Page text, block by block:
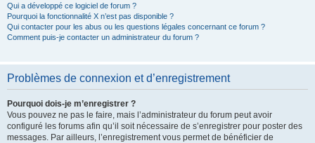
Qui a développé ce logiciel de forum ?
Pourquoi la fonctionnalité X n’est pas disponible ?
Qui contacter pour les abus ou les questions légales concernant ce forum ?
Comment puis-je contacter un administrateur du forum ?
Problèmes de connexion et d’enregistrement
Pourquoi dois-je m’enregistrer ?
Vous pouvez ne pas le faire, mais l’administrateur du forum peut avoir
configuré les forums afin qu’il soit nécessaire de s’enregistrer pour poster des
messages. Par ailleurs, l’enregistrement vous permet de bénéficier de